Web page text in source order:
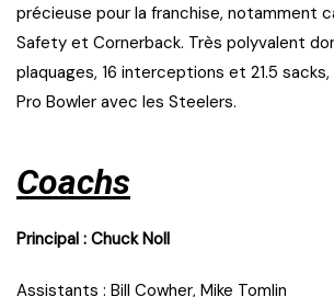
précieuse pour la franchise, notamment
Safety et Cornerback. Très polyvalent
plaquages, 16 interceptions et 21.5
Pro Bowler avec les Steelers.
Coachs
Principal : Chuck Noll
Assistants : Bill Cowher, Mike Tomlin